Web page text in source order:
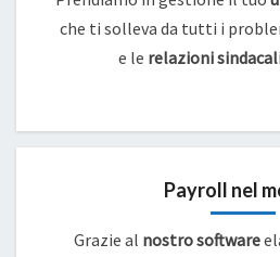
che ti solleva da tutti i
e le relazioni
Payroll nel
Grazie al nostro software